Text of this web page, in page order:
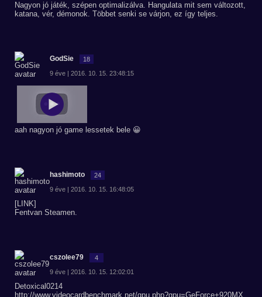
Nagyon jó játék, szépen optimalizálva. Hangulata mit sem változott,
katana, vér, démonok. Többet senki se várjon, ez így teljes.
GodSie 18
9 éve | 2016. 10. 15. 23:48:15
aah nagyon jó game lessetek bele 😀
hashimoto 24
9 éve | 2016. 10. 15. 16:48:05
[LINK]
Fentvan Steamen.
cszolee79 4
9 éve | 2016. 10. 15. 12:02:01
Detoxical0214
http://www.videocardbenchmark.net/gpu.php?gpu=GeForce+920MX